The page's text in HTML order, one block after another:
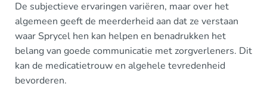
De subjectieve ervaringen variëren, maar over het
algemeen geeft de meerderheid aan dat ze verstaan
waar Sprycel hen kan helpen en benadrukken het
belang van goede communicatie met zorgverleners. Dit
kan de medicatietrouw en algehele tevredenheid
bevorderen.